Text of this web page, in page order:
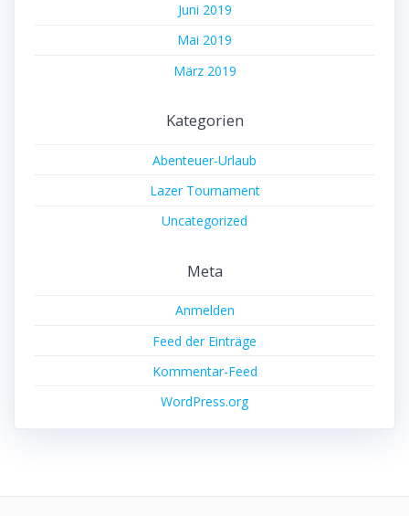
Juni 2019
Mai 2019
März 2019
Kategorien
Abenteuer-Urlaub
Lazer Tournament
Uncategorized
Meta
Anmelden
Feed der Einträge
Kommentar-Feed
WordPress.org